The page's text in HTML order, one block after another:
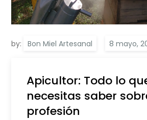
by: Bon Miel Artesanal
Apicultor: Todo lo
necesitas saber
profesión